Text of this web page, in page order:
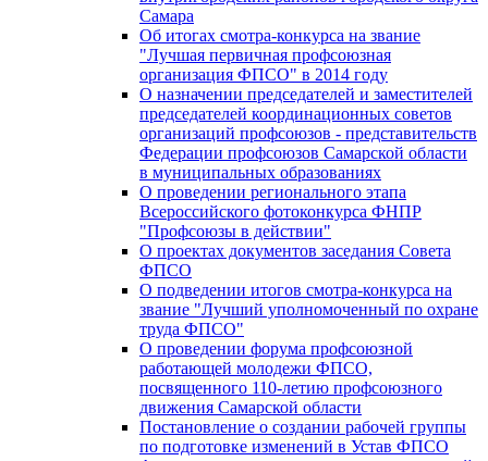
Самара
Об итогах смотра-конкурса на звание
"Лучшая первичная профсоюзная
организация ФПСО" в 2014 году
О назначении председателей и заместителей
председателей координационных советов
организаций профсоюзов - представительств
Федерации профсоюзов Самарской области
в муниципальных образованиях
О проведении регионального этапа
Всероссийского фотоконкурса ФНПР
"Профсоюзы в действии"
О проектах документов заседания Совета
ФПСО
О подведении итогов смотра-конкурса на
звание "Лучший уполномоченный по охране
труда ФПСО"
О проведении форума профсоюзной
работающей молодежи ФПСО,
посвященного 110-летию профсоюзного
движения Самарской области
Постановление о создании рабочей группы
по подготовке изменений в Устав ФПСО